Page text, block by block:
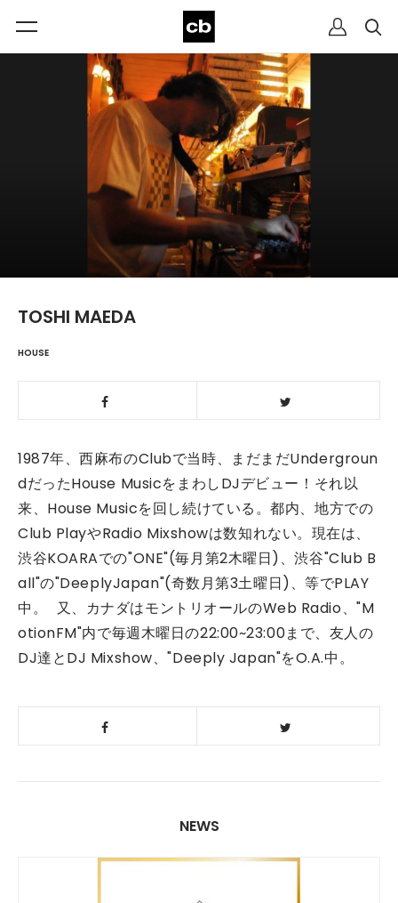
TOSHI MAEDA
HOUSE
1987年、西麻布のClubで当時、
まだまだUndergroun
dだったHouse MusicをまわしDJデビュー！それ以
来、House Musicを回し続けている。都内、地方での
Club PlayやRadio Mixshowは数知れない。現在は、
渋谷KOARAでの"ONE"(毎月第2木曜日)、渋谷"Club B
all"の"DeeplyJapan"(奇数月第3土曜日)、等でPLAY
中。 又、カナダはモントリオールのWeb Radio、"M
otionFM"内で毎週木曜日の22:00~23:00まで、 友人の
DJ達とDJ Mixshow、"Deeply Japan"をO.A.中。
NEWS